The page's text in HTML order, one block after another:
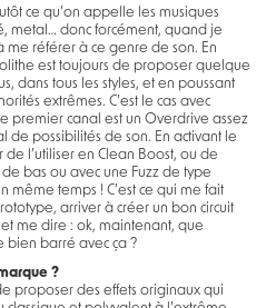
ce qu’on appelle les musiques
metal… donc forcément, quand je
me référer à ce genre de son. En
est toujours de proposer quelque
dans tous les styles, et en poussant
extrêmes. C’est le cas avec
premier canal est un Overdrive assez
de possibilités de son. En activant le
l’utiliser en Clean Boost, ou de
bas ou avec une Fuzz de type
même temps ! C’est ce qui me fait
arriver à créer un bon circuit
me dire : ok, maintenant, que
bien barré avec ça ?
?
proposer des effets originaux qui